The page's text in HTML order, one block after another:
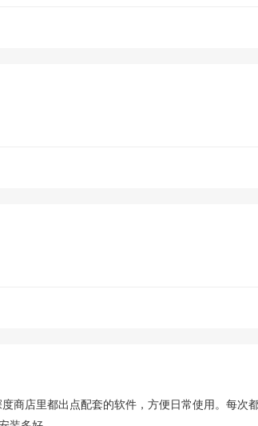
商店里都出点配套的软件，方便日常使用。每次